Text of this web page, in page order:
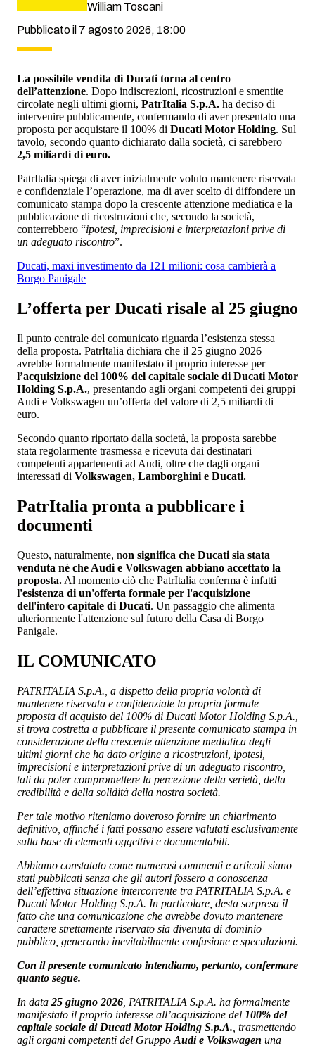
William Toscani
Pubblicato il 7 agosto 2026, 18:00
La possibile vendita di Ducati torna al centro
dell’attenzione. Dopo indiscrezioni, ricostruzioni e smentite
circolate negli ultimi giorni, PatrItalia S.p.A. ha deciso di
intervenire pubblicamente, confermando di aver presentato una
proposta per acquistare il 100% di Ducati Motor Holding. Sul
tavolo, secondo quanto dichiarato dalla società, ci sarebbero
2,5 miliardi di euro.
PatrItalia spiega di aver inizialmente voluto mantenere riservata
e confidenziale l’operazione, ma di aver scelto di diffondere un
comunicato stampa dopo la crescente attenzione mediatica e la
pubblicazione di ricostruzioni che, secondo la società,
conterrebbero “ipotesi, imprecisioni e interpretazioni prive di
un adeguato riscontro”.
Ducati, maxi investimento da 121 milioni: cosa cambierà a
Borgo Panigale
L’offerta per Ducati risale al 25 giugno
Il punto centrale del comunicato riguarda l’esistenza stessa
della proposta. PatrItalia dichiara che il 25 giugno 2026
avrebbe formalmente manifestato il proprio interesse per
l’acquisizione del 100% del capitale sociale di Ducati Motor
Holding S.p.A., presentando agli organi competenti dei gruppi
Audi e Volkswagen un’offerta del valore di 2,5 miliardi di
euro.
Secondo quanto riportato dalla società, la proposta sarebbe
stata regolarmente trasmessa e ricevuta dai destinatari
competenti appartenenti ad Audi, oltre che dagli organi
interessati di Volkswagen, Lamborghini e Ducati.
PatrItalia pronta a pubblicare i
documenti
Questo, naturalmente, non significa che Ducati sia stata
venduta né che Audi e Volkswagen abbiano accettato la
proposta. Al momento ciò che PatrItalia conferma è infatti
l'esistenza di un'offerta formale per l'acquisizione
dell'intero capitale di Ducati. Un passaggio che alimenta
ulteriormente l'attenzione sul futuro della Casa di Borgo
Panigale.
IL COMUNICATO
PATRITALIA S.p.A., a dispetto della propria volontà di
mantenere riservata e confidenziale la propria formale
proposta di acquisto del 100% di Ducati Motor Holding S.p.A.,
si trova costretta a pubblicare il presente comunicato stampa in
considerazione della crescente attenzione mediatica degli
ultimi giorni che ha dato origine a ricostruzioni, ipotesi,
imprecisioni e interpretazioni prive di un adeguato riscontro,
tali da poter compromettere la percezione della serietà, della
credibilità e della solidità della nostra società.
Per tale motivo riteniamo doveroso fornire un chiarimento
definitivo, affinché i fatti possano essere valutati esclusivamente
sulla base di elementi oggettivi e documentabili.
Abbiamo constatato come numerosi commenti e articoli siano
stati pubblicati senza che gli autori fossero a conoscenza
dell’effettiva situazione intercorrente tra PATRITALIA S.p.A. e
Ducati Motor Holding S.p.A. In particolare, desta sorpresa il
fatto che una comunicazione che avrebbe dovuto mantenere
carattere strettamente riservato sia divenuta di dominio
pubblico, generando inevitabilmente confusione e speculazioni.
Con il presente comunicato intendiamo, pertanto, confermare
quanto segue.
In data 25 giugno 2026 , PATRITALIA S.p.A. ha formalmente
manifestato il proprio interesse all’acquisizione del 100% del
capitale sociale di Ducati Motor Holding S.p.A. , trasmettendo
agli organi competenti del Gruppo Audi e Volkswagen una